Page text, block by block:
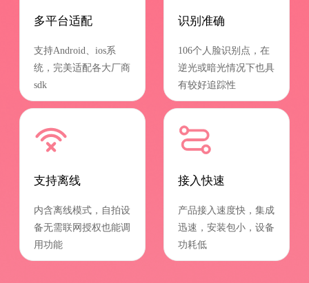
多平台适配
支持Android、ios系
统，完美适配各大厂商
sdk
识别准确
106个人脸识别点，在
逆光或暗光情况下也具
有较好追踪性
支持离线
内含离线模式，自拍设
备无需联网授权也能调
用功能
接入快速
产品接入速度快，集成
迅速，安装包小，设备
功耗低